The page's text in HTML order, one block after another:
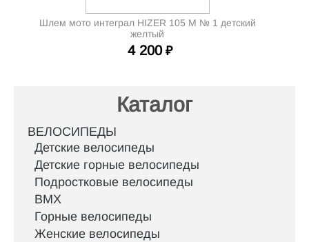
Шлем мото интеграл HIZER 105 М № 1 детский
желтый
4 200 ₽
Каталог
ВЕЛОСИПЕДЫ
Детские велосипеды
Детские горные велосипеды
Подростковые велосипеды
BMX
Горные велосипеды
Женские велосипеды